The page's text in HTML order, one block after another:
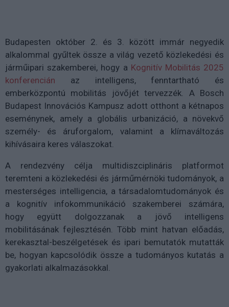
Budapesten október 2. és 3. között immár negyedik
alkalommal gyűltek össze a világ vezető közlekedési és
járműipari szakemberei, hogy a Kognitív Mobilitás 2025
konferencián az intelligens, fenntartható és
emberközpontú mobilitás jövőjét tervezzék. A Bosch
Budapest Innovációs Kampusz adott otthont a kétnapos
eseménynek, amely a globális urbanizáció, a növekvő
személy- és áruforgalom, valamint a klímaváltozás
kihívásaira keres válaszokat.
A rendezvény célja multidiszciplináris platformot
teremteni a közlekedési és járműmérnöki tudományok, a
mesterséges intelligencia, a társadalomtudományok és
a kognitív infokommunikáció szakemberei számára,
hogy együtt dolgozzanak a jövő intelligens
mobilitásának fejlesztésén. Több mint hatvan előadás,
kerekasztal-beszélgetések és ipari bemutatók mutatták
be, hogyan kapcsolódik össze a tudományos kutatás a
gyakorlati alkalmazásokkal.